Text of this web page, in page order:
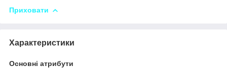
Приховати
Характеристики
Основні атрибути